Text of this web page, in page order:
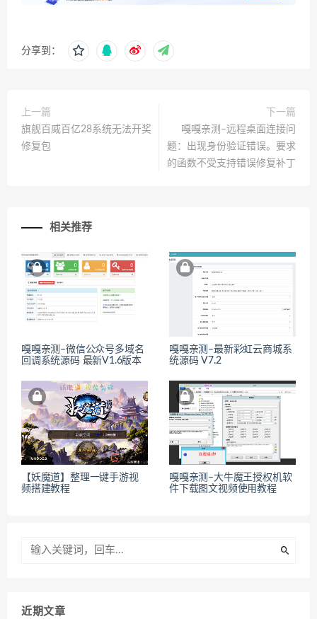
分享到：
上一篇
旗舰百威百亿28系统无法开奖
修复包
下一篇
嘎嘎亲测–远程桌面连接问
题：出现身份验证错误。要求
的函数不受支持错误修复补丁
相关推荐
嘎嘎亲测–微信公众号多域名
回调系统源码 最新V1.6版本
嘎嘎亲测–最新彩虹云商城系
统源码 V7.2
【妖魔道】整理一键手游视
频搭建教程
嘎嘎亲测–大牛魔王授权机软
件下载图文视频使用教程
近期文章